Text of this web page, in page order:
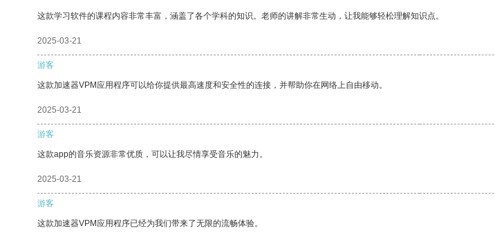
这款学习软件的课程内容非常丰富，涵盖了各个学科的知识。老师的讲解非常生动，让我能够轻松理解知识点。
2025-03-21
游客
这款加速器VPM应用程序可以给你提供最高速度和安全性的连接，并帮助你在网络上自由移动。
2025-03-21
游客
这款app的音乐资源非常优质，可以让我尽情享受音乐的魅力。
2025-03-21
游客
这款加速器VPM应用程序已经为我们带来了无限的流畅体验。